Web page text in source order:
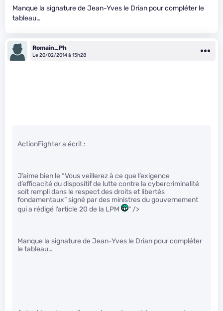
Manque la signature de Jean-Yves le Drian pour compléter le
tableau…
Romain_Ph
Le 20/02/2014 à 15h28
ActionFighter a écrit :
J’aime bien le “Vous veillerez à ce que l’exigence
d’efficacité du dispositif de lutte contre la cybercriminalité
soit rempli dans le respect des droits et libertés
fondamentaux” signé par des ministres du gouvernement
qui a rédigé l’article 20 de la LPM
" />
Manque la signature de Jean-Yves le Drian pour compléter
le tableau…